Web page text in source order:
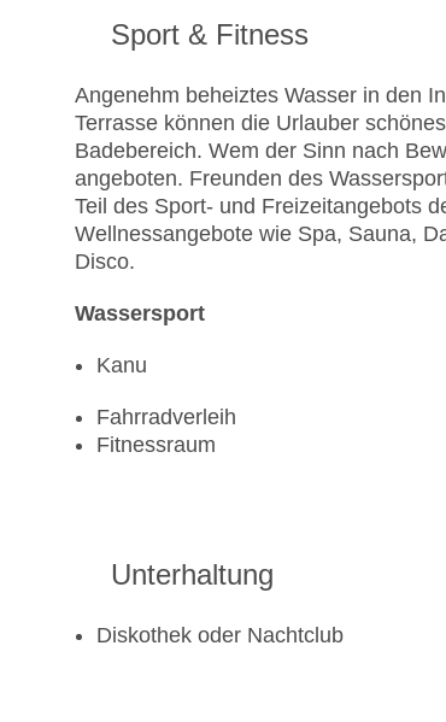
Sport & Fitness
Angenehm beheiztes Wasser in den
Terrasse können die Urlauber
Badebereich. Wem der Sinn nach
angeboten. Freunden des
Teil des Sport- und Freizeitangebots
Wellnessangebote wie Spa, Sauna,
Disco.
Wassersport
Kanu
Fahrradverleih
Fitnessraum
Unterhaltung
Diskothek oder Nachtclub